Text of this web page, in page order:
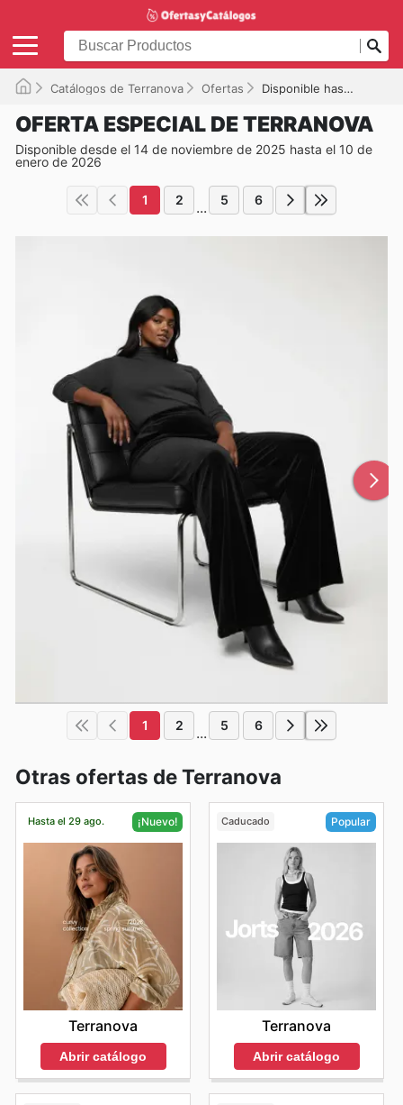
Catálogos de Terranova Ofertas Disponible hasta el 10/01/2026
OFERTA ESPECIAL DE TERRANOVA
Disponible desde el 14 de noviembre de 2025 hasta el 10 de
enero de 2026
1 2 ... 5 6
1 2 ... 5 6
Otras ofertas de Terranova
Hasta el 29 ago. ¡Nuevo!
Terranova
Abrir catálogo
Caducado Popular
Terranova
Abrir catálogo